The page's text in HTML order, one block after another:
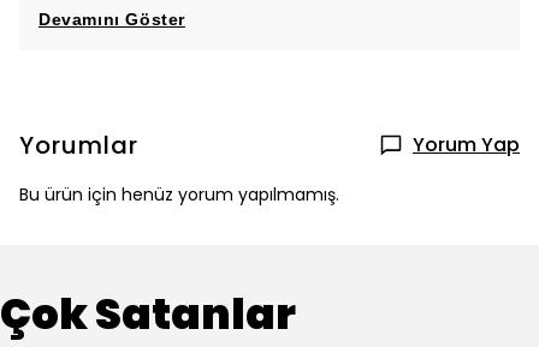
Devamını Göster
Yorumlar Yorum Yap
Bu ürün için henüz yorum yapılmamış.
Çok Satanlar